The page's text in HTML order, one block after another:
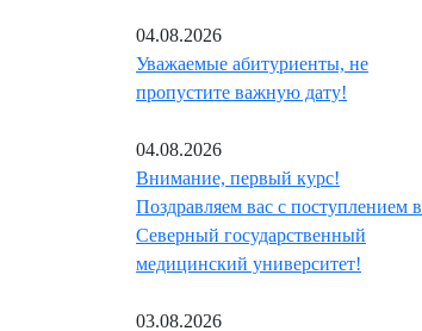
04.08.2026
Уважаемые абитуриенты, не
пропустите важную дату!
04.08.2026
Внимание, первый курс!
Поздравляем вас с поступлением в
Северный государственный
медицинский университет!
03.08.2026